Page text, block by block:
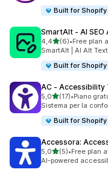
Built for Shopify
SmartAlt ‑ AI SEO
4,4stelle su 5
(6)
6 recensioni totali
•Free plan
SmartAlt | AI Alt
Built for Shopify
AC ‑ Accessibility
5,0stelle su 5
(17)
17 recensioni totali
•Piano
Sistema per la
Built for Shopify
Accessora:
5,0stelle su 5
(5)
5 recensioni totali
•Free plan
AI-powered